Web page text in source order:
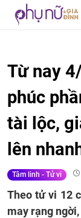
Từ nay
phúc
tài lộc,
lên
Tâm linh - Tử vi
Theo tử vi 12
may rạng